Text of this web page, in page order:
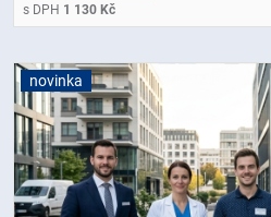
s DPH 1 130 Kč
novinka